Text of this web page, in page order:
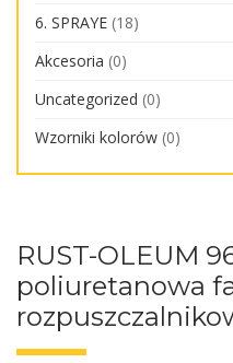
6. SPRAYE (18)
Akcesoria (0)
Uncategorized (0)
Wzorniki kolorów (0)
RUST-OLEUM
poliuretanowa